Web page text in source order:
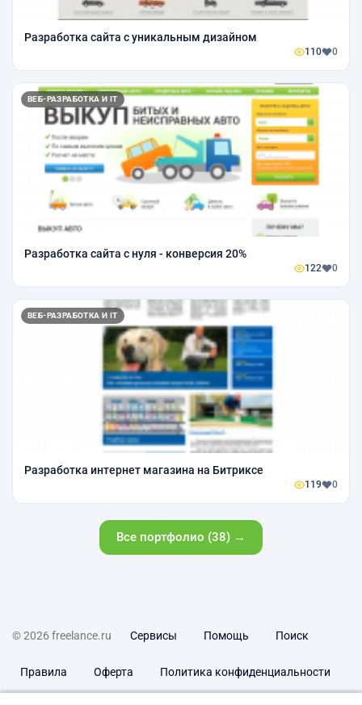
Разработка сайта с уникальным дизайном
110 0
ВЕБ-РАЗРАБОТКА И IT
Разработка сайта с нуля - конверсия 20%
122 0
ВЕБ-РАЗРАБОТКА И IT
Разработка интернет магазина на Битриксе
119 0
Все портфолио (38) →
© 2026 freelance.ru Сервисы Помощь Поиск
Правила Оферта Политика конфиденциальности